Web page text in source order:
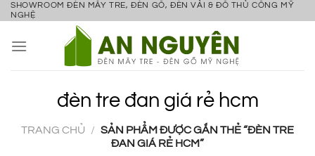
Bỏ
nội
SHOWROOM ĐÈN MÂY TRE, ĐÈN GỖ, ĐÈN VẢI & ĐỒ THỦ CÔNG MỸ
NGHỆ
đèn tre đan giá rẻ hcm
TRANG CHỦ / SẢN PHẨM ĐƯỢC GẮN THẺ “ĐÈN TRE
ĐAN GIÁ RẺ HCM”